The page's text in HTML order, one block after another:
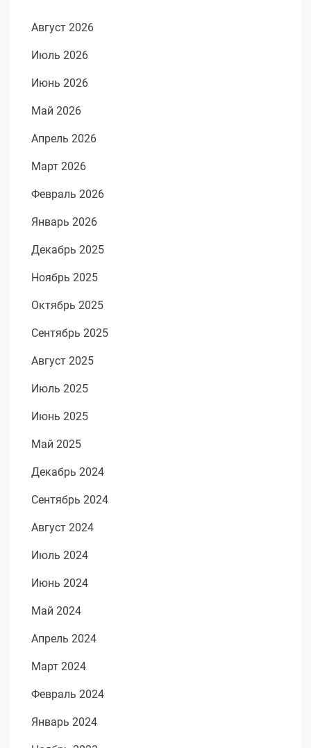
Август 2026
Июль 2026
Июнь 2026
Май 2026
Апрель 2026
Март 2026
Февраль 2026
Январь 2026
Декабрь 2025
Ноябрь 2025
Октябрь 2025
Сентябрь 2025
Август 2025
Июль 2025
Июнь 2025
Май 2025
Декабрь 2024
Сентябрь 2024
Август 2024
Июль 2024
Июнь 2024
Май 2024
Апрель 2024
Март 2024
Февраль 2024
Январь 2024